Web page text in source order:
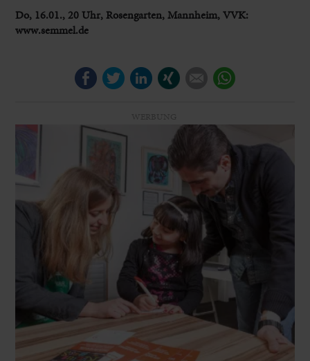
Do, 16.01., 20 Uhr, Rosengarten, Mannheim, VVK:
www.semmel.de
FacebookTwitterLinkedIn E-mail